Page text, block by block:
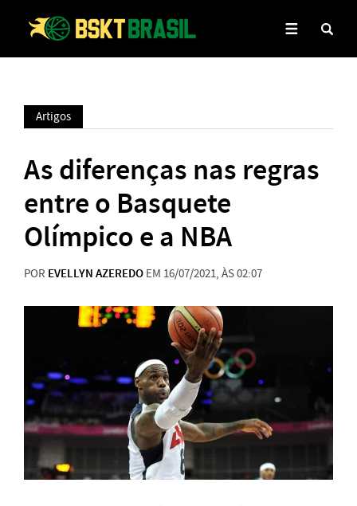
Artigos
As diferenças nas regras
entre o Basquete
Olímpico e a NBA
POR EVELLYN AZEREDO EM 16/07/2021, ÀS 02:07